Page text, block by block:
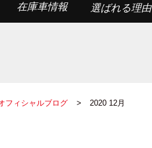
在庫車情報 選ばれる理由
フィシャルブログ 2020 12月